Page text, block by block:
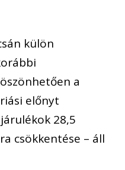
külön
a
előnyt
28,5
csökkentése – áll